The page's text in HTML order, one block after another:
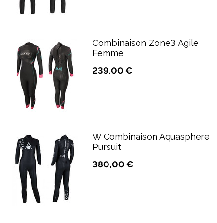
Combinaison Zone3 Agile
Femme
239,00 €
W Combinaison Aquasphere
Pursuit
380,00 €